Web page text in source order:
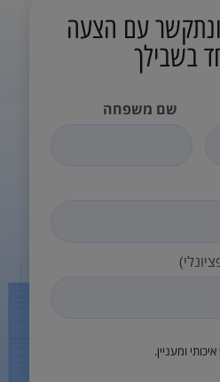
עם הצעה
בשבילך
שם משפחה
ומעניין.